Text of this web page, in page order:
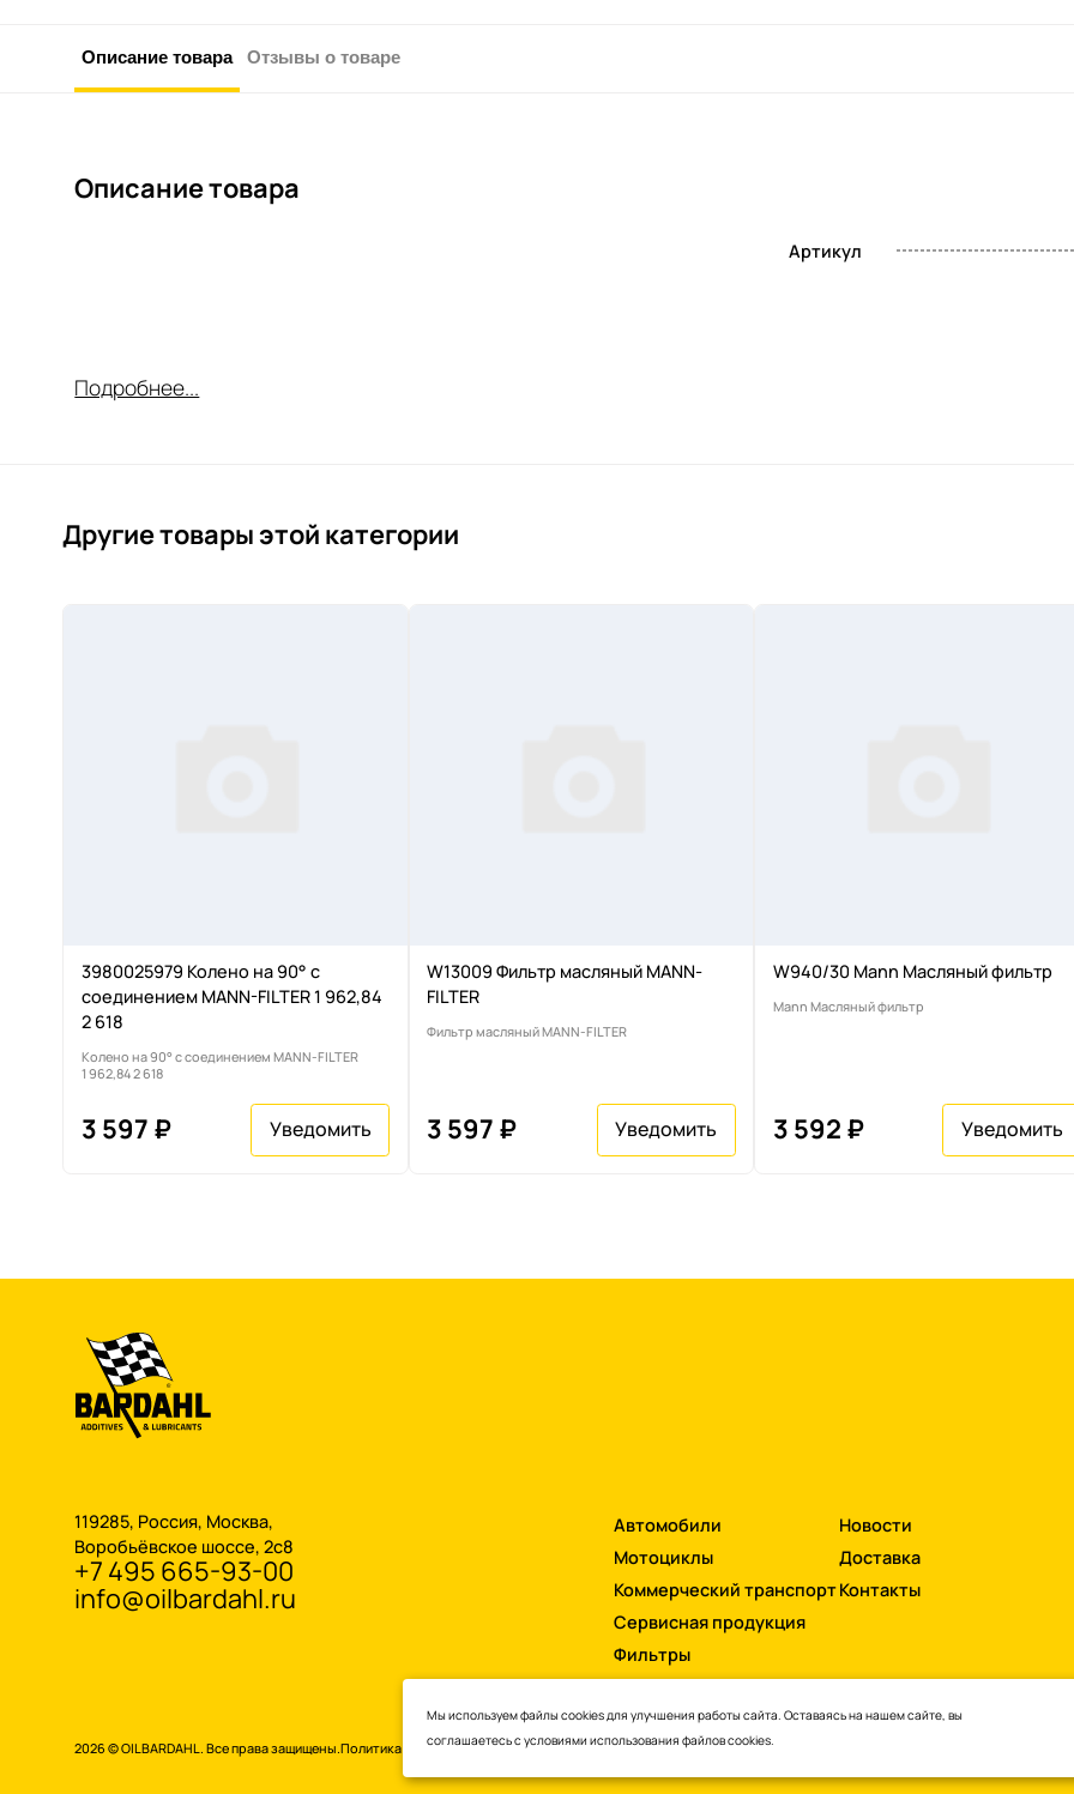
Описание товара Отзывы о товаре
Описание товара
Подробнее...
Артикул
Другие товары этой категории
3980025979 Колено на 90° с
соединением MANN-FILTER 1 962,84
2 618
Колено на 90° с соединением MANN-FILTER
1 962,84 2 618
3 597 ₽
W13009 Фильтр масляный MANN-
FILTER
Фильтр масляный MANN-FILTER
3 597 ₽
W940/30 Mann Масляный фильтр
Mann Масляный фильтр
3 592 ₽
119285, Россия, Москва,
Воробьёвское шоссе, 2с8
+7 495 665-93-00
info@oilbardahl.ru
Автомобили
Мотоциклы
Коммерческий транспорт
Сервисная продукция
Фильтры
Новости
Доставка
Контакты
2026 © OILBARDAHL. Все права защищены.Политика конфиденциальности
Мы используем файлы cookies для улучшения работы сайта. Оставаясь на нашем сайте, вы
соглашаетесь с условиями использования файлов cookies.